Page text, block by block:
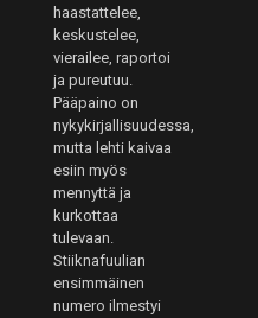
haastattelee,
keskustelee,
vierailee, raportoi
ja pureutuu.
Pääpaino on
nykykirjallisuudessa,
mutta lehti kaivaa
esiin myös
mennyttä ja
kurkottaa
tulevaan.
Stiiknafuulian
ensimmäinen
numero ilmestyi